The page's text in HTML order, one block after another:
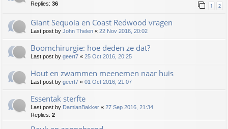
Replies: 36 1 2
Giant Sequoia en Coast Redwood vragen
Last post by John Thelen « 22 Nov 2016, 20:02
Boomchirurgie: hoe deden ze dat?
Last post by geert7 « 25 Oct 2016, 20:25
Hout en zwammen meenemen naar huis
Last post by geert7 « 01 Oct 2016, 21:07
Essentak sterfte
Last post by DamianBakker « 27 Sep 2016, 21:34
Replies: 2